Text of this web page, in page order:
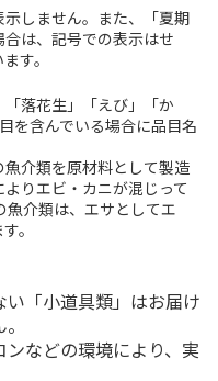
しません。また、「夏期
は、記号での表示はせ
す。
落花生」「えび」「か
を含んでいる場合に品目名
介類を原材料として製造
りエビ・カニが混じって
魚介類は、エサとしてエ
。
「小道具類」はお届け
などの環境により、実